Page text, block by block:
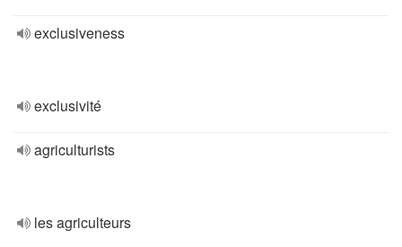
exclusiveness
exclusivité
agriculturists
les agriculteurs